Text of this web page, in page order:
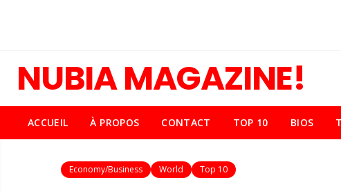
NUBIA MAGAZINE!
ACCUEIL À PROPOS CONTACT TOP 10 BIOS
Economy/Business World Top 10